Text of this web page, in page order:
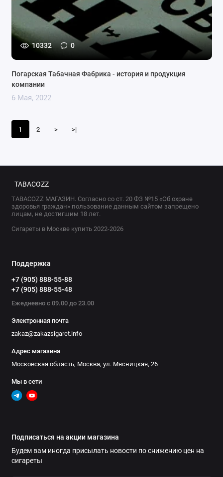
10332 0
Погарская Табачная Фабрика - история и продукция
компании
6 Мая, 2022
1 2 > >|
TABACOZZ
TABACOZZ МАГАЗИН. Согласно со ст. 20 ФЗ №15 «Об охране
здоровья граждан» пользование данным сайтом запрещено
лицам, не достигшим 18 лет.
Сигареты в Москве купить 2022-2026
Поддержка
+7 (905) 888-55-88
+7 (905) 888-55-48
Ежедневно с 09.00 до 23.00
Электронная почта
zakaz@zakazsigaret.info
Адрес магазина
Московская область, Москва, ул. Мясницкая, 26
Мы в сети
Подписаться на акции магазина
Будем вам иногда присылать новости по снижению цен на
сигареты